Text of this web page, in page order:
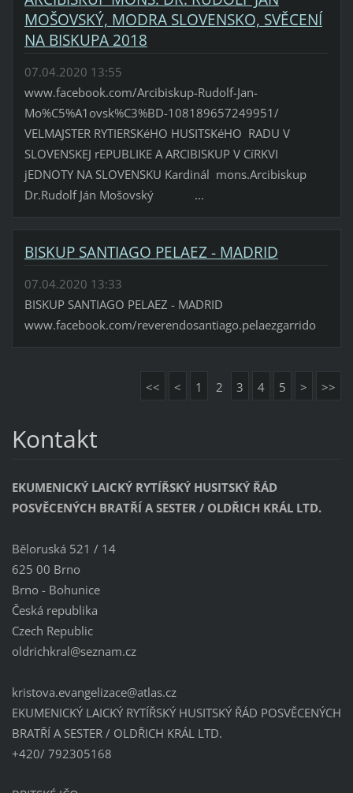
MOŠOVSKÝ, MODRA SLOVENSKO, SVĚCENÍ
NA BISKUPA 2018
07.04.2020 13:55
www.facebook.com/Arcibiskup-Rudolf-Jan-
Mo%C5%A1ovsk%C3%BD-108189657249951/
VELMAJSTER RYTIERSKéHO HUSITSKéHO RADU V
SLOVENSKEJ rEPUBLIKE A ARCIBISKUP V CíRKVI
jEDNOTY NA SLOVENSKU Kardinál mons.Arcibiskup
Dr.Rudolf Ján Mošovský ...
BISKUP SANTIAGO PELAEZ - MADRID
07.04.2020 13:33
BISKUP SANTIAGO PELAEZ - MADRID
www.facebook.com/reverendosantiago.pelaezgarrido
<< < 1 2 3 4 5 > >>
Kontakt
EKUMENICKÝ LAICKÝ RYTÍŘSKÝ HUSITSKÝ ŘÁD
POSVĚCENÝCH BRATŘÍ A SESTER / OLDŘICH KRÁL LTD.
Běloruská 521 / 14
625 00 Brno
Brno - Bohunice
Česká republika
Czech Republic
oldrichkral@seznam.cz
kristova.evangelizace@atlas.cz
EKUMENICKÝ LAICKÝ RYTÍŘSKÝ HUSITSKÝ ŘÁD POSVĚCENÝCH
BRATŘÍ A SESTER / OLDŘICH KRÁL LTD.
+420/ 792305168